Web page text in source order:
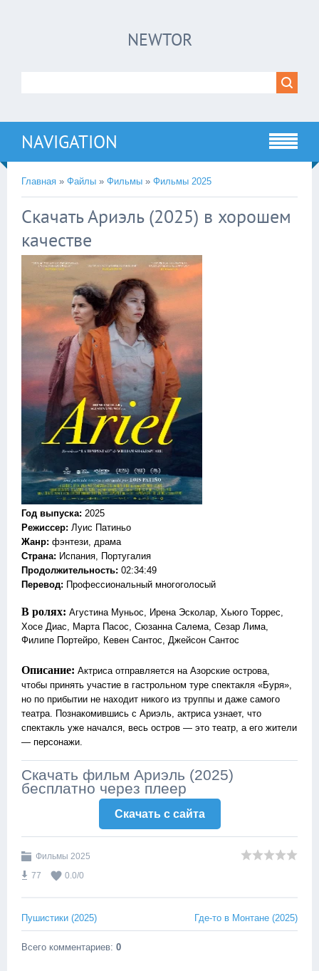
NEWTOR
NAVIGATION
Главная » Файлы » Фильмы » Фильмы 2025
Скачать Ариэль (2025) в хорошем
качестве
Год выпуска: 2025
Режиссер: Луис Патиньо
Жанр: фэнтези, драма
Страна: Испания, Португалия
Продолжительность: 02:34:49
Перевод: Профессиональный многоголосый
В ролях: Агустина Муньос, Ирена Эсколар, Хьюго Торрес,
Хосе Диас, Марта Пасос, Сюзанна Салема, Сезар Лима,
Филипе Портейро, Кевен Сантос, Джейсон Сантос
Описание: Актриса отправляется на Азорские острова,
чтобы принять участие в гастрольном туре спектакля «Буря»,
но по прибытии не находит никого из труппы и даже самого
театра. Познакомившись с Ариэль, актриса узнает, что
спектакль уже начался, весь остров — это театр, а его жители
— персонажи.
Скачать фильм Ариэль (2025)
бесплатно через плеер
!!!Если Вы с телефона сперва нажмите на
Скачать c сайта
Фильмы 2025
77
0.0/0
Пушистики (2025) Где-то в Монтане (2025)
Всего комментариев: 0